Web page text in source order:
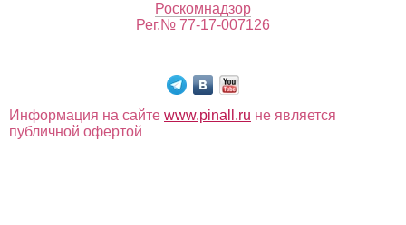
Роскомнадзор
Рег.№ 77-17-007126
Информация на сайте www.pinall.ru не является
публичной офертой